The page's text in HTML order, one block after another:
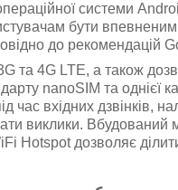
системи
бути
до рекомендацій
та 4G LTE, а також
nanoSIM та однієї
час вхідних дзвінків,
виклики. Вбудований
Hotspot дозволяє